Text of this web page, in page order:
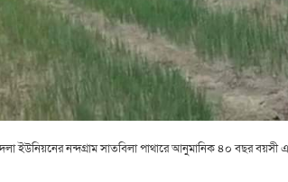
ইউনিয়নের নন্দগ্রাম সাতবিলা পাথারে আনুমানিক ৪০ বছর বয়সী